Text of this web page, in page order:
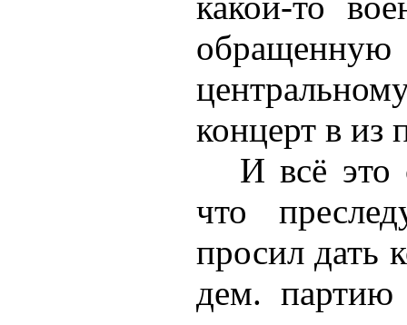
концерт в из
И всё это
что
просил дать
дем. партию